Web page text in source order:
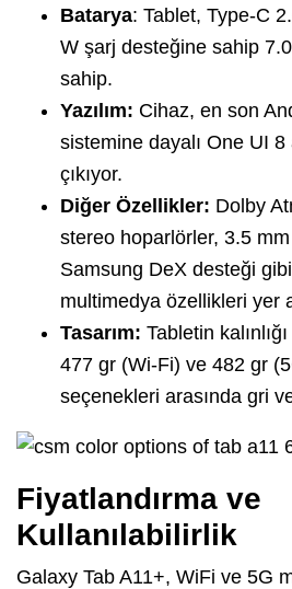
Batarya: Tablet, Type-C
W şarj desteğine sahip
sahip.
Yazılım: Cihaz, en son
sistemine dayalı One UI
çıkıyor.
Diğer Özellikler: Dolby
stereo hoparlörler, 3.5
Samsung DeX desteği
multimedya özellikleri yer
Tasarım: Tabletin
477 gr (Wi-Fi) ve 482 gr
seçenekleri arasında gri
Fiyatlandırma ve
Kullanılabilirlik
Galaxy Tab A11+, WiFi ve 5G